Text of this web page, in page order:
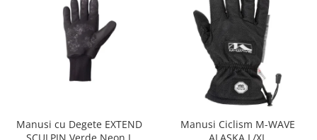
Manusi cu Degete EXTEND
SCULPIN Verde Neon L
Manusi Ciclism M-WAVE
ALASKA L/XL